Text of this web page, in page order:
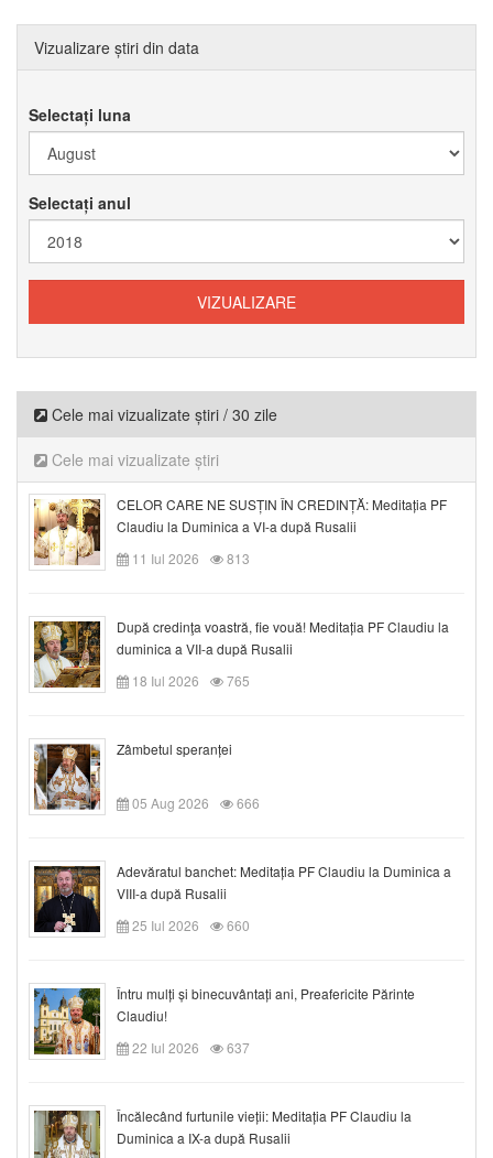
Vizualizare știri din data
Selectați luna
Selectați anul
Cele mai vizualizate știri / 30 zile
Cele mai vizualizate știri
CELOR CARE NE SUSȚIN ÎN CREDINȚĂ: Meditația PF
Claudiu la Duminica a VI-a după Rusalii
11 Iul 2026
813
După credinţa voastră, fie vouă! Meditația PF Claudiu la
duminica a VII-a după Rusalii
18 Iul 2026
765
Zâmbetul speranței
05 Aug 2026 666
Adevăratul banchet: Meditația PF Claudiu la Duminica a
VIII-a după Rusalii
25 Iul 2026
660
Întru mulți și binecuvântați ani, Preafericite Părinte
Claudiu!
22 Iul 2026
637
Încălecând furtunile vieții: Meditația PF Claudiu la
Duminica a IX-a după Rusalii